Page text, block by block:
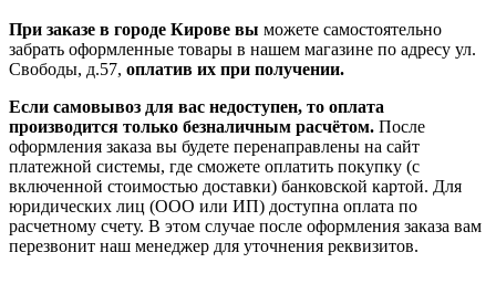
При заказе в городе Кирове вы можете самостоятельно
забрать оформленные товары в нашем магазине по адресу ул.
Свободы, д.57, оплатив их при получении.
Если самовывоз для вас недоступен, то оплата
производится только безналичным расчётом. После
оформления заказа вы будете перенаправлены на сайт
платежной системы, где сможете оплатить покупку (с
включенной стоимостью доставки) банковской картой. Для
юридических лиц (ООО или ИП) доступна оплата по
расчетному счету. В этом случае после оформления заказа вам
перезвонит наш менеджер для уточнения реквизитов.